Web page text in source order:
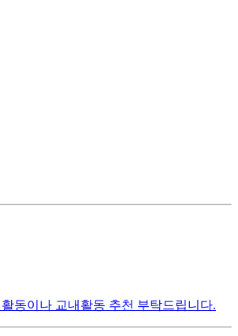
동이나 교내활동 추천 부탁드립니다.